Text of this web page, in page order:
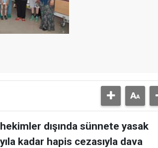
dışında sünnete yasak
kadar hapis cezasıyla dava